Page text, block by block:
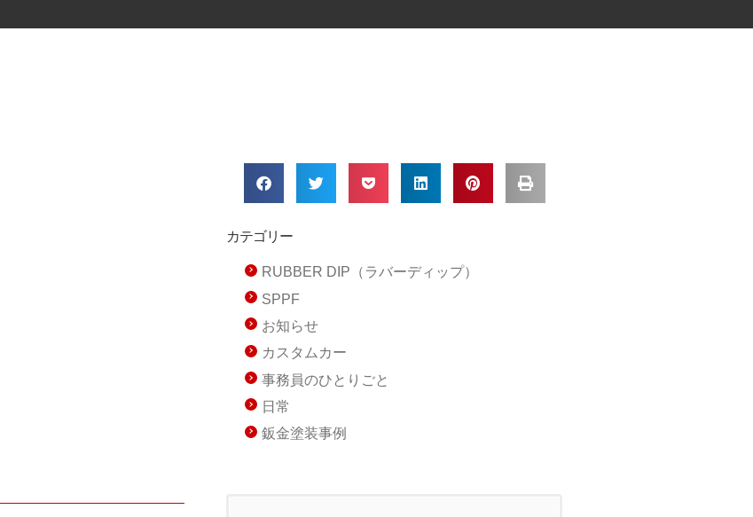
カテゴリー
RUBBER DIP（ラバーディップ）
SPPF
お知らせ
カスタムカー
事務員のひとりごと
日常
鈑金塗装事例